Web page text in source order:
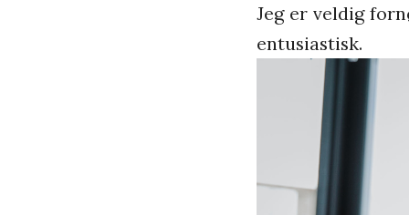
Jeg er veldig
entusiastisk.